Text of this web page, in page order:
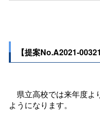
【提案No.A2021-
県立高校では来年度よ
ようになります。